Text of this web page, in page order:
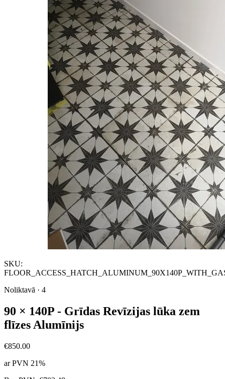
SKU:
Noliktavā · 4
90 × 140P - Grīdas Revīzijas lūka zem
flīzes Alumīnijs
€850.00
ar PVN 21%